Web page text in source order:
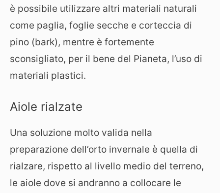
è possibile utilizzare altri materiali naturali
come paglia, foglie secche e corteccia di
pino (bark), mentre è fortemente
sconsigliato, per il bene del Pianeta, l’uso di
materiali plastici.
Aiole rialzate
Una soluzione molto valida nella
preparazione dell’orto invernale è quella di
rialzare, rispetto al livello medio del terreno,
le aiole dove si andranno a collocare le